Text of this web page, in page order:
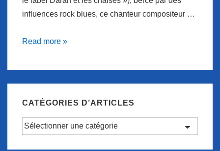
influences rock blues, ce chanteur compositeur …
Coup
coeur
musical
DARAN.
Read more »
CATÉGORIES D’ARTICLES
Catégories